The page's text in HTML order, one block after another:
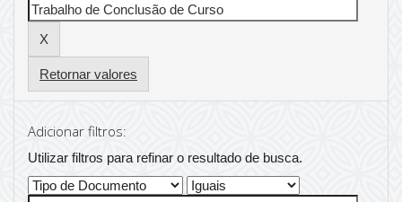
Retornar valores
Adicionar filtros:
Utilizar filtros para refinar o resultado de busca.